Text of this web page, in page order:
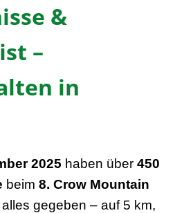
&
–
in
2025 haben über 450
beim 8. Crow Mountain
alles gegeben – auf 5 km,